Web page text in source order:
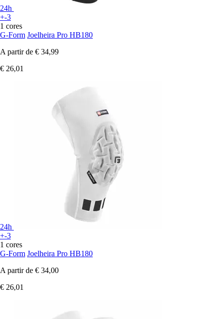
24h
+-3
1 cores
G-Form Joelheira Pro HB180
A partir de € 34,99
€ 26,01
24h
+-3
1 cores
G-Form Joelheira Pro HB180
A partir de € 34,00
€ 26,01